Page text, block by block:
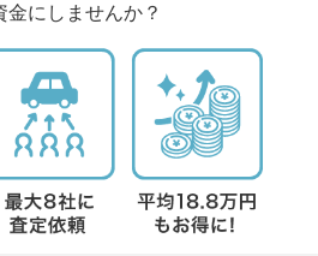
にしませんか？